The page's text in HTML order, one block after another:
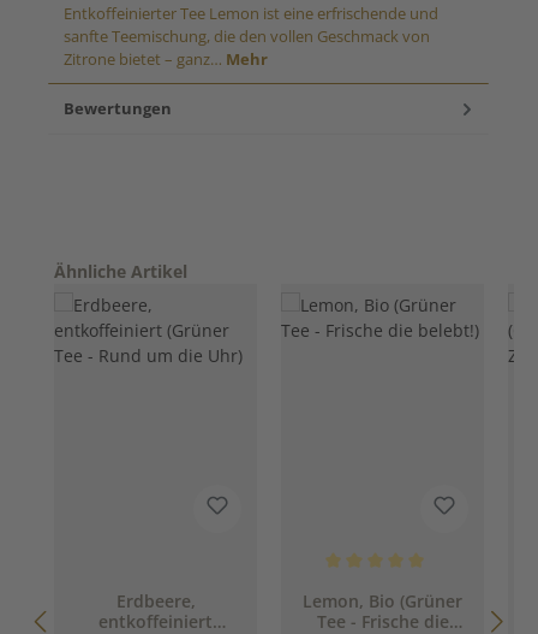
Entkoffeinierter Tee Lemon ist eine erfrischende und
sanfte Teemischung, die den vollen Geschmack von
Zitrone bietet – ganz… Mehr
Bewertungen
Produktgalerie überspringen
Ähnliche Artikel
Erdbeere,
entkoffeiniert
Lemon, Bio (Grüner
Tee - Frische die